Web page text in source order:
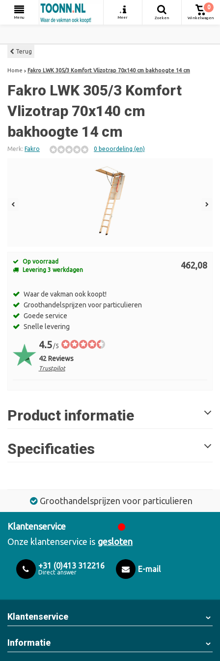
Menu
+
Meer
Zoeken
0
Winkelwagen
Terug
Home Fakro LWK 305/3 Komfort Vlizotrap 70x140 cm bakhoogte 14 cm
Fakro LWK 305/3 Komfort
Vlizotrap 70x140 cm
bakhoogte 14 cm
Merk: Fakro 0 beoordeling (en)
Op voorraad
Levering 3 werkdagen
462,08
Waar de vakman ook koopt!
Groothandelsprijzen voor particulieren
Goede service
Snelle levering
4.5/5
42 Reviews
Trustpilot
Product informatie
Specificaties
Groothandelsprijzen voor particulieren
Klantenservice
Onze klantenservice is gesloten
+31 (0)413 312216
Direct answer E-mail
Klantenservice
Informatie